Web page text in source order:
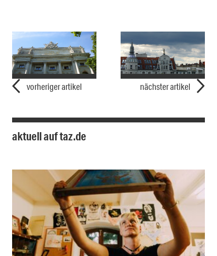
vorheriger artikel nächster artikel
aktuell auf taz.de